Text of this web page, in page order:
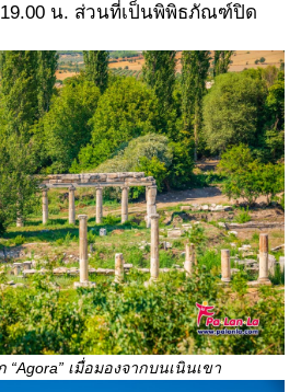
19.00 น. ส่วนที่เป็นพิพิธภัณฑ์ปิด
“Agora” เมื่อมองจากบนเนินเขา